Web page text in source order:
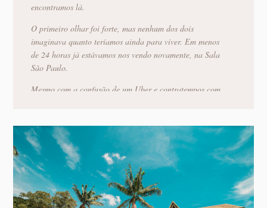
encontramos lá.
O primeiro olhar foi forte, mas nenhum dos dois
imaginava quanto teríamos ainda para viver. Em menos
de 24 horas já estávamos nos vendo novamente, na Sala
São Paulo.
Mesmo com a confusão de um Uber e contratempos com
vegetariano, pizzas, coxinhas de jaca, rolês, praia,
jantinhas e cafés da manhã, filmes e muitos passeios por
São Paulo completaram nossa história.
No dia 21/01/2019, cheio de surpresa e muito amor, uma
aliança foi entregue no por do sol, ajoelhados na junção
do Mar Casado, e um pedido de viver muito mais coisas